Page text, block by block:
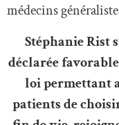
médecins
Stéphanie Rist
déclarée
loi permettant
patients de